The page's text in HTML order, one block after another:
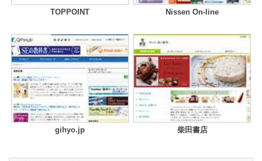
TOPPOINT Nissen On-line
gihyo.jp 柴田書店